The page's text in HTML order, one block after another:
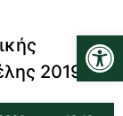
2019